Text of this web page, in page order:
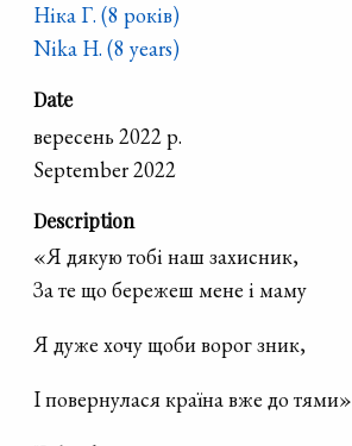
Ніка Г. (8 років)
Nika H. (8 years)
Date
вересень 2022 р.
September 2022
Description
«Я дякую тобі наш захисник,
За те що бережеш мене і маму
Я дуже хочу щоби ворог зник,
І повернулася країна вже до тями»